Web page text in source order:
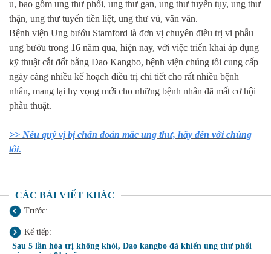
u, bao gồm ung thư phổi, ung thư gan, ung thư tuyến tụy, ung thư
thận, ung thư tuyến tiền liệt, ung thư vú, vân vân.
Bệnh viện Ung bướu Stamford là đơn vị chuyên điêu trị vi phẫu
ung bướu trong 16 năm qua, hiện nay, với việc triển khai áp dụng
kỹ thuật cắt đốt bằng Dao Kangbo, bệnh viện chúng tôi cung cấp
ngày càng nhiều kế hoạch điều trị chi tiết cho rất nhiều bệnh
nhân, mang lại hy vọng mới cho những bệnh nhân đã mất cơ hội
phẫu thuật.
>> Nếu quý vị bị chẩn đoán mắc ung thư, hãy đến với chúng
tôi.
CÁC BÀI VIẾT KHÁC
Trước:
Kế tiếp:
Sau 5 lần hóa trị không khỏi, Dao kangbo đã khiến ung thư phổi